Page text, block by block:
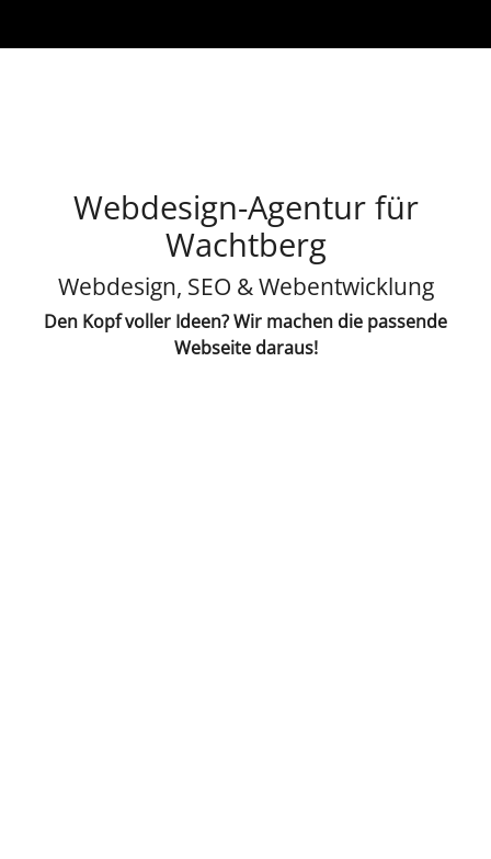
Webdesign-Agentur für
Wachtberg
Webdesign, SEO & Webentwicklung
Den Kopf voller Ideen? Wir machen die passende
Webseite daraus!